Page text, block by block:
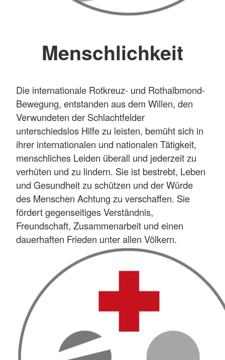
Menschlichkeit
Die internationale Rotkreuz- und Rothalbmond-
Bewegung, entstanden aus dem Willen, den
Verwundeten der Schlachtfelder
unterschiedslos Hilfe zu leisten, bemüht sich in
ihrer internationalen und nationalen Tätigkeit,
menschliches Leiden überall und jederzeit zu
verhüten und zu lindern. Sie ist bestrebt, Leben
und Gesundheit zu schützen und der Würde
des Menschen Achtung zu verschaffen. Sie
fördert gegenseitiges Verständnis,
Freundschaft, Zusammenarbeit und einen
dauerhaften Frieden unter allen Völkern.